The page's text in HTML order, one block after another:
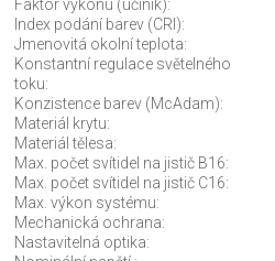
Faktor výkonu (účiník):
Index podání barev (CRI):
Jmenovitá okolní teplota:
Konstantní regulace světelného
toku:
Konzistence barev (McAdam):
Materiál krytu:
Materiál tělesa:
Max. počet svítidel na jistič B16:
Max. počet svítidel na jistič C16:
Max. výkon systému:
Mechanická ochrana:
Nastavitelná optika: